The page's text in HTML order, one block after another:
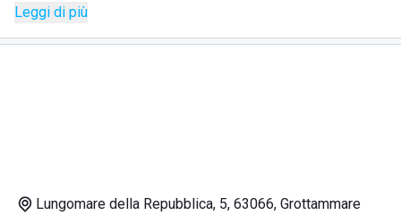
L'ingresso allo chalet dei Bagni Maria Fiori 43 è proprio sul
lungomare cittadino, e da lì è possibile accedere alla
cena. Ilservizio bar è garantito dal mattino, e offre ai
Leggi di più
Lungomare della Repubblica, 5, 63066, Grottammare